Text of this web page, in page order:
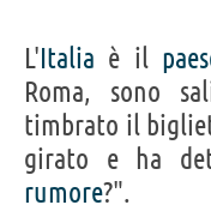
L'Italia è il
Roma, sono
timbrato il
girato e ha
rumore?".